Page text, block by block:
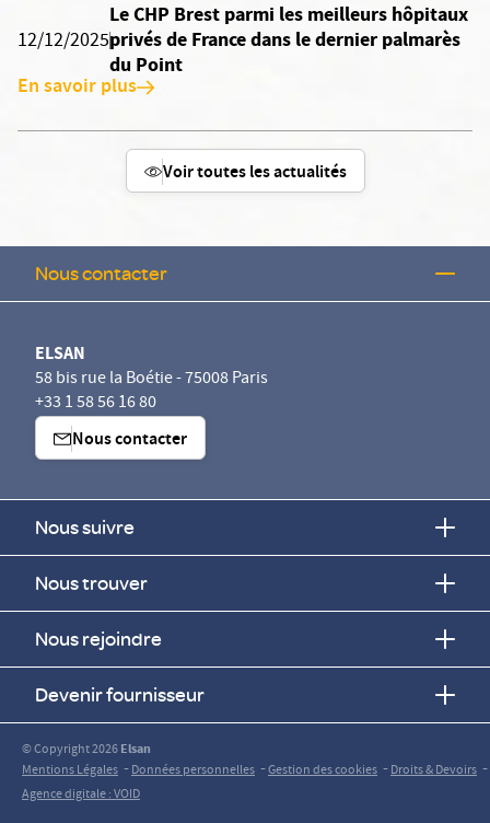
12/12/2025
Le CHP Brest parmi les meilleurs hôpitaux
privés de France dans le dernier palmarès
du Point
En savoir plus
Voir toutes les actualités
Nous contacter
ELSAN
58 bis rue la Boétie - 75008 Paris
+33 1 58 56 16 80
Nous contacter
Nous suivre
Nous trouver
Nous rejoindre
Devenir fournisseur
© Copyright 2026Elsan
Mentions Légales -Données personnelles -Gestion des cookies -Droits & Devoirs -
Agence digitale : VOID